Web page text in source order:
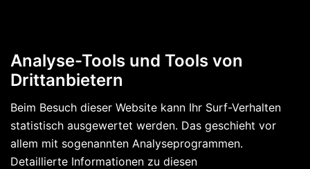
Analyse-Tools und Tools von
Drittanbietern
Beim Besuch dieser Website kann Ihr Surf-Verhalten
statistisch ausgewertet werden. Das geschieht vor
allem mit sogenannten Analyseprogrammen.
Detaillierte Informationen zu diesen